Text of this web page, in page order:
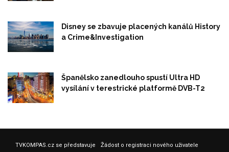
Disney se zbavuje placených kanálů History
a Crime&Investigation
Španělsko zanedlouho spustí Ultra HD
vysílání v terestrické platformě DVB-T2
TVKOMPAS.cz se představuje Žádost o registraci nového uživatele